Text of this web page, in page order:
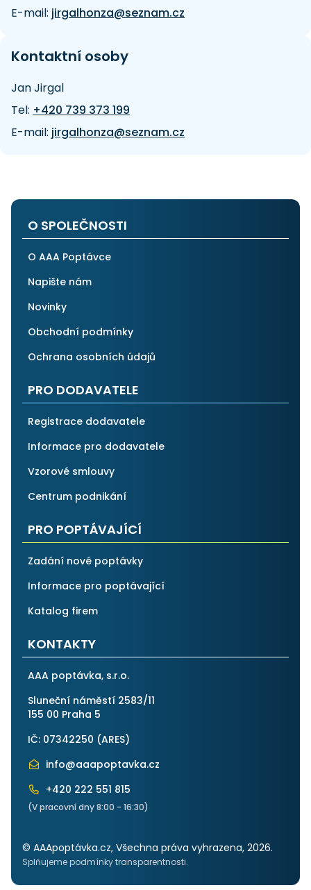
E-mail: jirgalhonza@seznam.cz
Kontaktní osoby
Jan Jirgal
Tel: +420 739 373 199
E-mail: jirgalhonza@seznam.cz
O SPOLEČNOSTI
O AAA Poptávce
Napište nám
Novinky
Obchodní podmínky
Ochrana osobních údajů
PRO DODAVATELE
Registrace dodavatele
Informace pro dodavatele
Vzorové smlouvy
Centrum podnikání
PRO POPTÁVAJÍCÍ
Zadání nové poptávky
Informace pro poptávající
Katalog firem
KONTAKTY
AAA poptávka, s.r.o.
Sluneční náměstí 2583/11
155 00 Praha 5
IČ: 07342250 (ARES)
info@aaapoptavka.cz
+420 222 551 815
(V pracovní dny 8:00 - 16:30)
© AAApoptávka.cz, Všechna práva vyhrazena, 2026.
Splňujeme podmínky transparentnosti.